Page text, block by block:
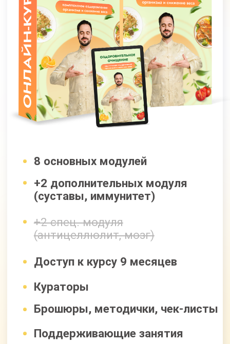
+2 дополнительных модуля
(суставы, иммунитет)
+2 спец. модуля
(антицеллюлит, мозг)
Кураторы
Поддерживающие занятия
Доступ к МАСТЕР-ГРУППЕ
на протяжении 5 месяцев
Все модули по очищению
и оздоровлению организма